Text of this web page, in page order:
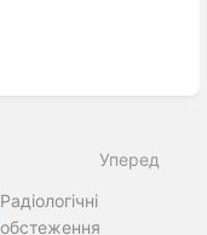
Уперед
Радіологічні
обстеження